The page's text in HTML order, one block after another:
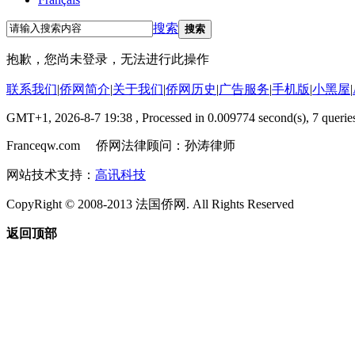
搜索 搜索
抱歉，您尚未登录，无法进行此操作
联系我们|侨网简介|关于我们|侨网历史|广告服务|手机版|小黑屋|
GMT+1, 2026-8-7 19:38 , Processed in 0.009774 second(s), 7
Franceqw.com 侨网法律顾问：孙涛律师
网站技术支持： 高讯科技
CopyRight © 2008-2013 法国侨网. All Rights Reserved
返回顶部